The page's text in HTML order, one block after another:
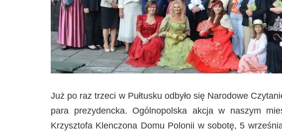
Już po raz trzeci w Pułtusku odbyło się Narodowe
para prezydencka. Ogólnopolska akcja w naszym
Krzysztofa Klenczona Domu Polonii w sobotę, 5